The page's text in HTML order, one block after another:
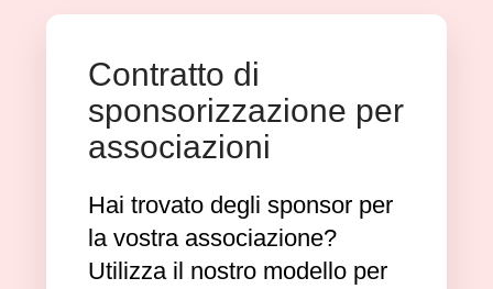
Contratto di
sponsorizzazione per
associazioni
Hai trovato degli sponsor per
la vostra associazione?
Utilizza il nostro modello per